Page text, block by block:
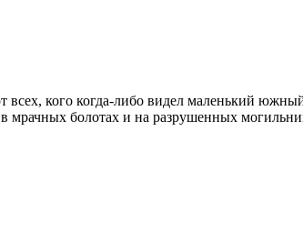
всех, кого когда-либо видел маленький
мрачных болотах и на разрушенных